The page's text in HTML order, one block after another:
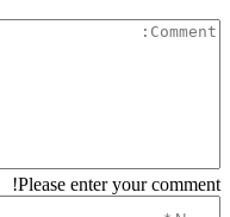
Please enter your comment!